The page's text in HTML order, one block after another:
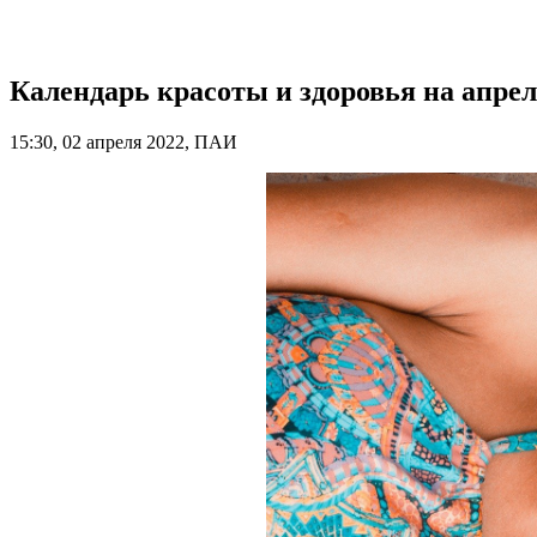
Календарь красоты и здоровья на
15:30, 02 апреля 2022, ПАИ